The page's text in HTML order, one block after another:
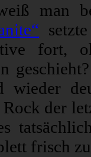
man
fort,
wieder
der
frisch